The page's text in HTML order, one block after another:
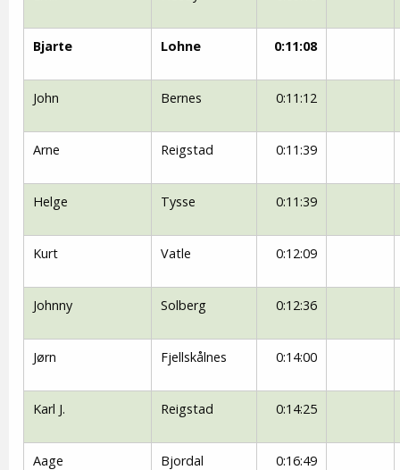
Bjarte Lohne 0:11:08
John Bernes 0:11:12
Arne Reigstad 0:11:39
Helge Tysse 0:11:39
Kurt Vatle 0:12:09
Johnny Solberg 0:12:36
Jørn Fjellskålnes 0:14:00
Karl J. Reigstad 0:14:25
Aage Bjordal 0:16:49